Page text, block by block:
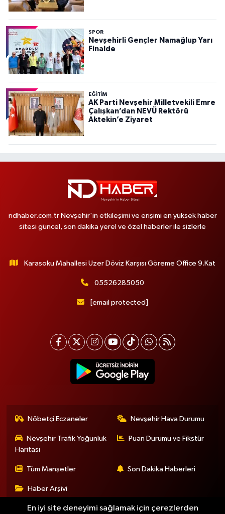
SPOR
Nevşehirli Gençler Namağlup Yarı
Finalde
EĞITIM
AK Parti Nevşehir Milletvekili Emre
Çalışkan’dan NEVÜ Rektörü
Aktekin’e Ziyaret
ndhaber.com.tr Nevşehir'in etkileşimi ve erişimi en yüksek haber
sitesi güncel, son dakika yerel ve özel haberler ile sizlerle
Karasoku Mahallesi Uzer Döviz Karşısı Göreme Office 9.Kat
05526285050
[email protected]
Nöbetçi Eczaneler Nevşehir Hava Durumu
Nevşehir Trafik Yoğunluk
Haritası
Puan Durumu ve Fikstür
Tüm Manşetler Son Dakika Haberleri
Haber Arşivi
En iyi site deneyimi sağlamak için çerezlerden